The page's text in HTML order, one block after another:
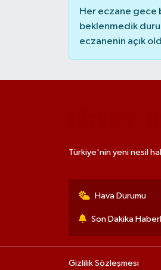
Her eczane gece
beklenmedik
eczanenin açık
Türkiye'nin yeni nesil
Hava Durumu
Son Dakika
Gizlilik Sözleşmesi